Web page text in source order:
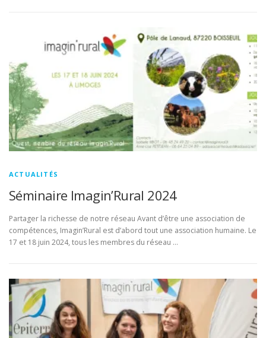
ACTUALITÉS
Séminaire Imagin’Rural 2024
Partager la richesse de notre réseau Avant d’être une association de
compétences, Imagin’Rural est d’abord tout une association humaine. Le
17 et 18 juin 2024, tous les membres du réseau …